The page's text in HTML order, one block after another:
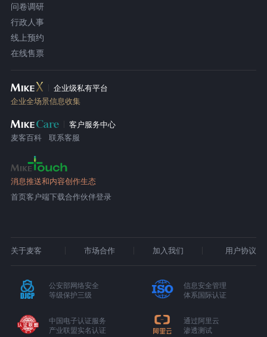
问卷调研
行政人事
线上预约
在线售票
企业级私有平台
企业全场景信息收集
客户服务中心
麦客百科
联系客服
消息推送和内容创作生态
首页客户端下载合作伙伴登录
关于麦客 市场合作 加入我们 用户协议
公安部网络安全
等级保护三级
信息安全管理
体系国际认证
中国电子认证服务
产业联盟实名认证
通过阿里云
渗透测试